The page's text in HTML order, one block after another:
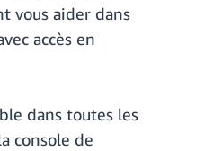
vous aider dans
accès en
dans toutes les
console de